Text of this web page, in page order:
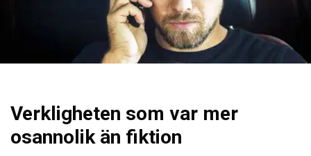
Verkligheten som var mer
osannolik än fiktion